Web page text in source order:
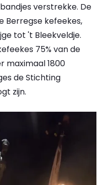
verstrekke. De
Berregse kefeekes,
tot 't Bleekveldje.
75% van de
maximaal 1800
de Stichting
zijn.